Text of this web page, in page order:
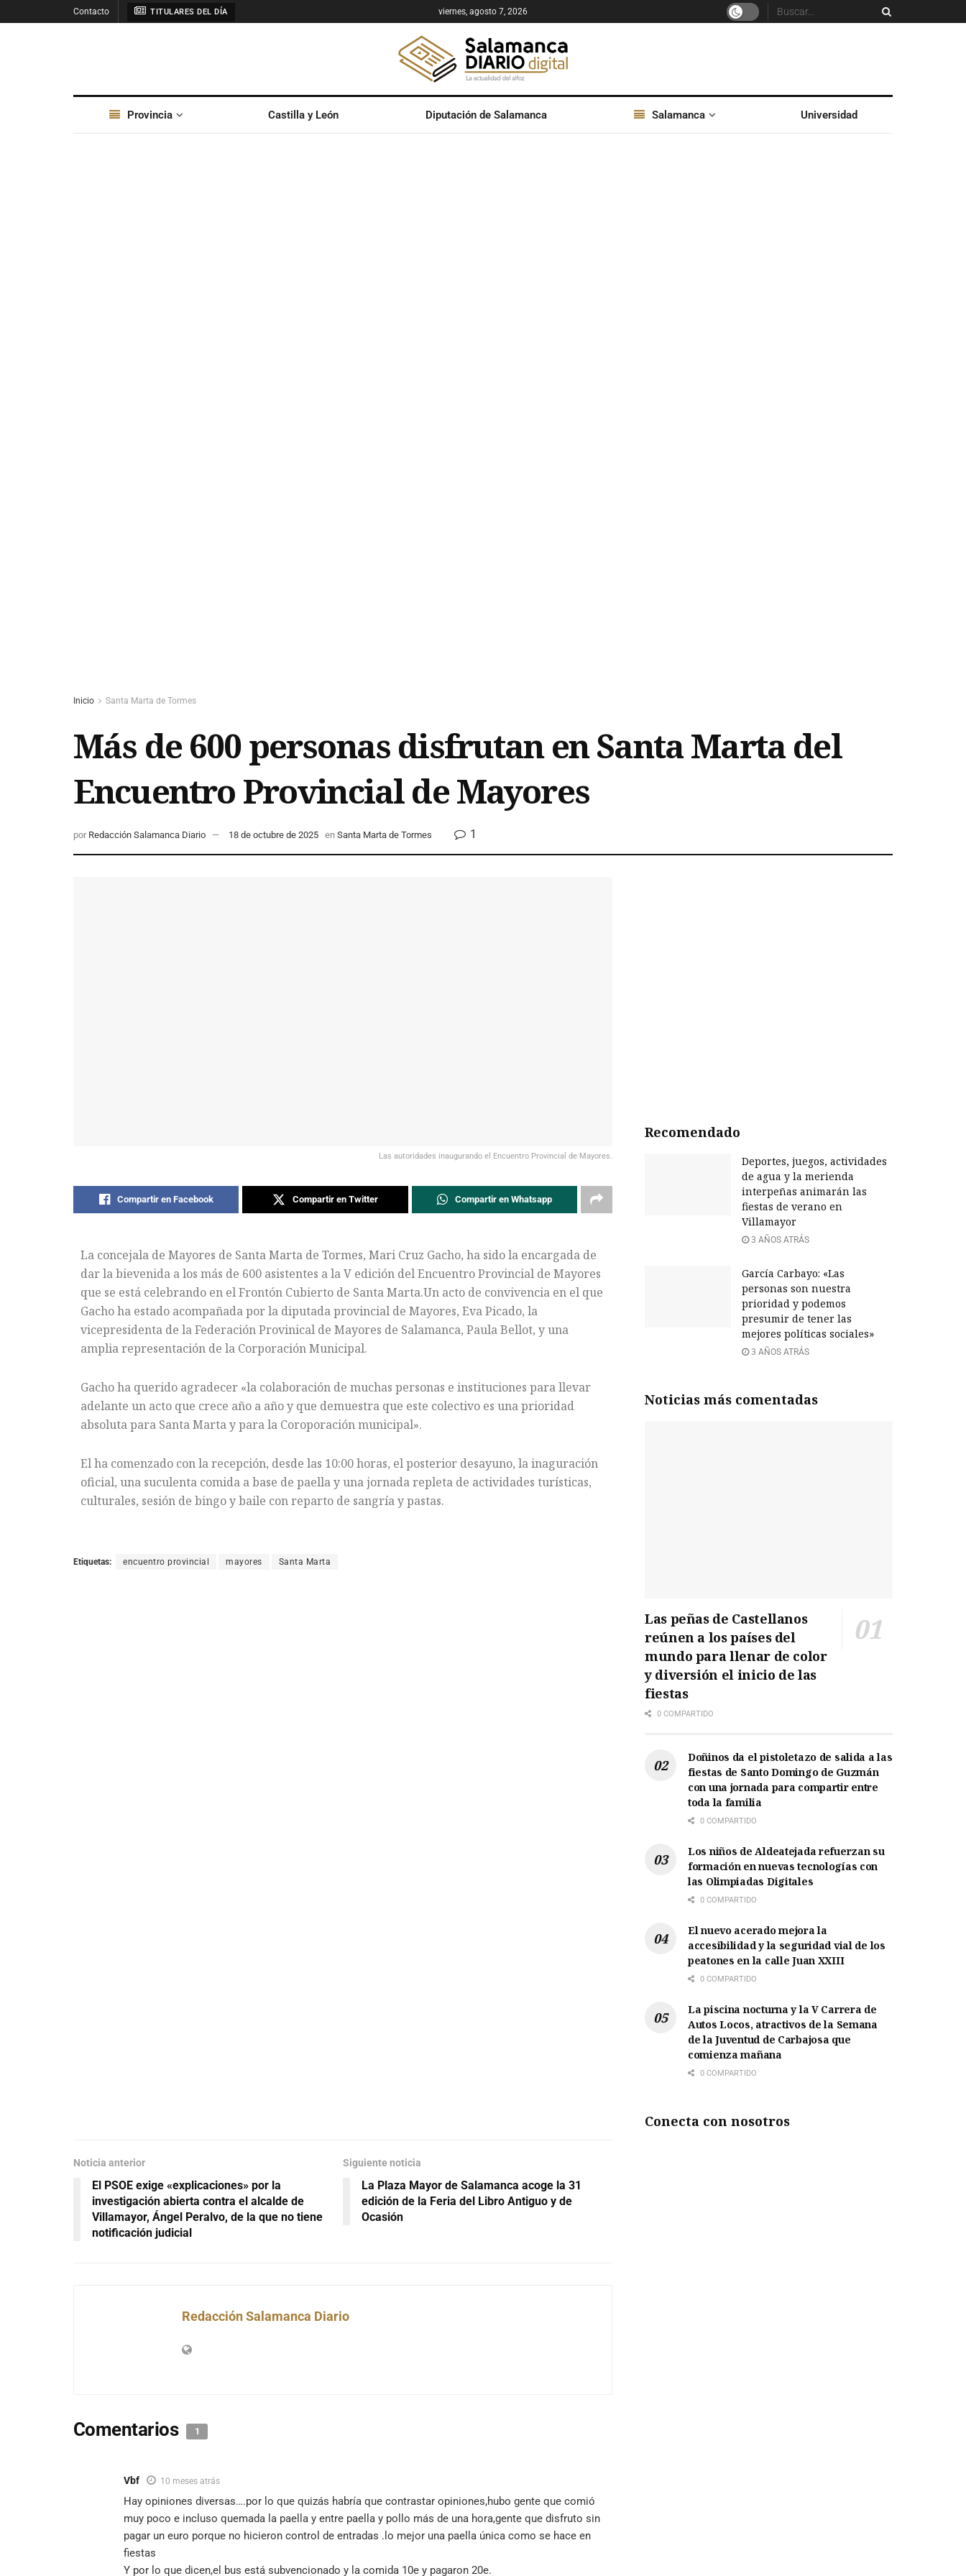
Contacto TITULARES DEL DÍA viernes, agosto 7, 2026
Provincia Castilla y León Diputación de Salamanca Salamanca Universidad
Inicio Santa Marta de Tormes
Más de 600 personas disfrutan en Santa Marta del
Encuentro Provincial de Mayores
por Redacción Salamanca Diario 18 de octubre de 2025 en Santa Marta de Tormes 1
Las autoridades inaugurando el Encuentro Provincial de Mayores.
Compartir en Facebook Compartir en Twitter Compartir en Whatsapp
La concejala de Mayores de Santa Marta de Tormes, Mari Cruz Gacho, ha sido la encargada de
dar la bievenida a los más de 600 asistentes a la V edición del Encuentro Provincial de Mayores
que se está celebrando en el Frontón Cubierto de Santa Marta.Un acto de convivencia en el que
Gacho ha estado acompañada por la diputada provincial de Mayores, Eva Picado, la
vicepresidenta de la Federación Provinical de Mayores de Salamanca, Paula Bellot, y una
amplia representación de la Corporación Municipal.
Gacho ha querido agradecer «la colaboración de muchas personas e instituciones para llevar
adelante un acto que crece año a año y que demuestra que este colectivo es una prioridad
absoluta para Santa Marta y para la Coroporación municipal».
El ha comenzado con la recepción, desde las 10:00 horas, el posterior desayuno, la inaguración
oficial, una suculenta comida a base de paella y una jornada repleta de actividades turísticas,
culturales, sesión de bingo y baile con reparto de sangría y pastas.
Etiquetas: encuentro provincial mayores Santa Marta
Noticia anterior
El PSOE exige «explicaciones» por la
investigación abierta contra el alcalde de
Villamayor, Ángel Peralvo, de la que no tiene
notificación judicial
Siguiente noticia
La Plaza Mayor de Salamanca acoge la 31
edición de la Feria del Libro Antiguo y de
Ocasión
Redacción Salamanca Diario
Comentarios 1
Vbf 10 meses atrás
Hay opiniones diversas….por lo que quizás habría que contrastar opiniones,hubo gente que comió
muy poco e incluso quemada la paella y entre paella y pollo más de una hora,gente que disfruto sin
pagar un euro porque no hicieron control de entradas .lo mejor una paella única como se hace en
fiestas
Y por lo que dicen,el bus está subvencionado y la comida 10e y pagaron 20e.
Recomendado
Deportes, juegos, actividades
de agua y la merienda
interpeñas animarán las
fiestas de verano en
Villamayor
3 AÑOS ATRÁS
García Carbayo: «Las
personas son nuestra
prioridad y podemos
presumir de tener las
mejores políticas sociales»
3 AÑOS ATRÁS
Noticias más comentadas
Las peñas de Castellanos
reúnen a los países del
mundo para llenar de color
y diversión el inicio de las
fiestas
0 COMPARTIDO
Doñinos da el pistoletazo de salida a las
fiestas de Santo Domingo de Guzmán
con una jornada para compartir entre
toda la familia
0 COMPARTIDO
Los niños de Aldeatejada refuerzan su
formación en nuevas tecnologías con
las Olimpiadas Digitales
0 COMPARTIDO
El nuevo acerado mejora la
accesibilidad y la seguridad vial de los
peatones en la calle Juan XXIII
0 COMPARTIDO
La piscina nocturna y la V Carrera de
Autos Locos, atractivos de la Semana
de la Juventud de Carbajosa que
comienza mañana
0 COMPARTIDO
Conecta con nosotros